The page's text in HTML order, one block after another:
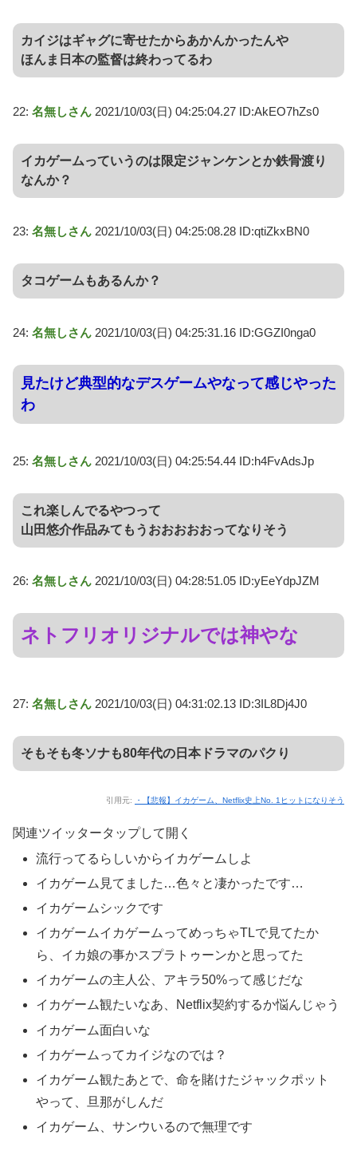
カイジはギャグに寄せたからあかんかったんや
ほんま日本の監督は終わってるわ
22: 名無しさん 2021/10/03(日) 04:25:04.27 ID:AkEO7hZs0
イカゲームっていうのは限定ジャンケンとか鉄骨渡り
なんか？
23: 名無しさん 2021/10/03(日) 04:25:08.28 ID:qtiZkxBN0
タコゲームもあるんか？
24: 名無しさん 2021/10/03(日) 04:25:31.16 ID:GGZI0nga0
見たけど典型的なデスゲームやなって感じやった
わ
25: 名無しさん 2021/10/03(日) 04:25:54.44 ID:h4FvAdsJp
これ楽しんでるやつって
山田悠介作品みてもうおおおおおってなりそう
26: 名無しさん 2021/10/03(日) 04:28:51.05 ID:yEeYdpJZM
ネトフリオリジナルでは神やな
27: 名無しさん 2021/10/03(日) 04:31:02.13 ID:3IL8Dj4J0
そもそも冬ソナも80年代の日本ドラマのパクり
引用元: ・【悲報】イカゲーム、Netflix史上No. 1ヒットになりそう
関連ツイッタータップして開く
流行ってるらしいからイカゲームしよ
イカゲーム見てました…色々と凄かったです…
イカゲームシックです
イカゲームイカゲームってめっちゃTLで見てたか
ら、イカ娘の事かスプラトゥーンかと思ってた
イカゲームの主人公、アキラ50%って感じだな
イカゲーム観たいなあ、Netflix契約するか悩んじゃう
イカゲーム面白いな
イカゲームってカイジなのでは？
イカゲーム観たあとで、命を賭けたジャックポット
やって、旦那がしんだ
イカゲーム、サンウいるので無理です